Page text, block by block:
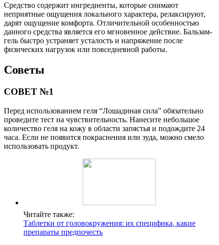
Средство содержит ингредиенты, которые снимают
неприятные ощущения локального характера, релаксируют,
дарят ощущение комфорта. Отличительной особенностью
данного средства является его мгновенное действие. Бальзам-
гель быстро устраняет усталость и напряжение после
физических нагрузок или повседневной работы.
Советы
СОВЕТ №1
Перед использованием геля “Лошадиная сила” обязательно
проведите тест на чувствительность. Нанесите небольшое
количество геля на кожу в области запястья и подождите 24
часа. Если не появится покраснения или зуда, можно смело
использовать продукт.
Читайте также:
Таблетки от головокружения: их специфика, какие
препараты предпочесть